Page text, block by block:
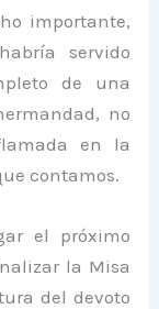
importante,
servido
de una
no
en la
contamos.
el próximo
la Misa
del devoto